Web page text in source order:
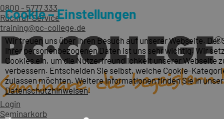
0800 - 5777 333
Rückruf-Service
training@pc-college.de
Login
Seminarkorb
Cookie – Einstellungen
Wir freuen uns über Ihren Besuch auf unserer Webseite. Der
Ihrer personenbezogenen Daten ist uns sehr wichtig. Wir
Cookies ein, um die Nutzerfreundlichkeit unserer Webseite
verbessern. Entscheiden Sie selbst, welche Cookie-
zulassen möchten. Weitere Informationen finden Sie in
Datenschutzhinweisen.